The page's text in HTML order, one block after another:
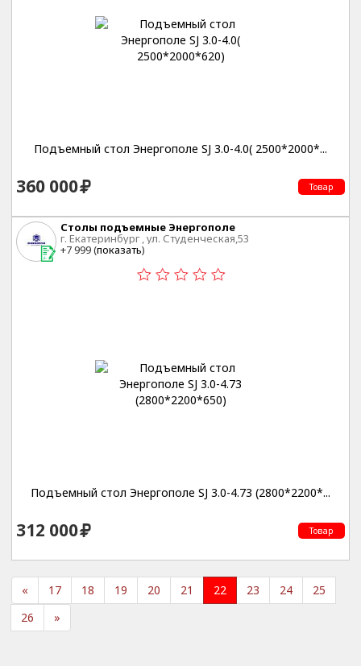
Подъемный стол Энергополе SJ 3.0-4.0( 2500*2000*...
360 000 Товар
Столы подъемные Энергополе
г. Екатеринбург , ул. Студенческая,53
+7 999 (показать)
Подъемный стол Энергополе SJ 3.0-4.73 (2800*2200*...
312 000 Товар
« 17 18 19 20 21 22 23 24
25
26
»